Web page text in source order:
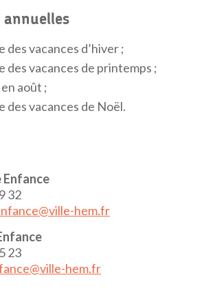
annuelles
des vacances d’hiver ;
des vacances de printemps ;
août ;
des vacances de Noël.
Enfance
32
hem.fr
23
hem.fr